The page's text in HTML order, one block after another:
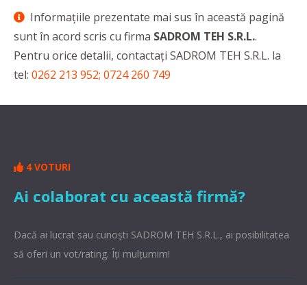
Informaţiile prezentate mai sus în această pagină
sunt în acord scris cu firma SADROM TEH S.R.L..
Pentru orice detalii, contactaţi SADROM TEH S.R.L. la
tel: 0262 213 952; 0724 260 749
4 VOTURI
Ai colaborat cu această firmă?
Dacă ai lucrat sau cunoşti SADROM TEH S.R.L., ai posibilitatea
să oferi un vot/rating. Îți mulțumim!